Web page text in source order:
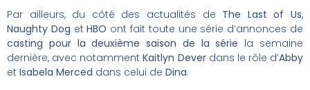
Par ailleurs, du côté des actualités de The Last of Us,
Naughty Dog etHBO ont fait toute une série d’annonces de
casting pour la deuxième saison de la série la semaine
dernière, avec notammentKaitlyn Deverdans le rôle d’Abby
et Isabela Merced dans celui de Dina.